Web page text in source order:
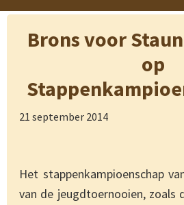
Brons voor
op
21 september 2014
Het stappenkampioenschap
van de jeugdtoernooien, zoals